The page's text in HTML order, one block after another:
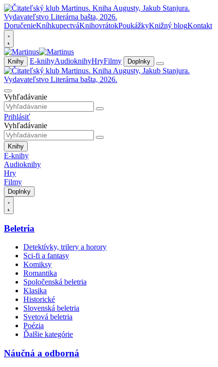
DoručenieKníhkupectváKnihovrátokPoukážkyKnižný blogKontakt
Knihy E-knihyAudioknihyHryFilmy Doplnky
Vyhľadávanie
Prihlásiť
Vyhľadávanie
Knihy
E-knihy
Audioknihy
Hry
Filmy
Doplnky
Beletria
Detektívky, trilery a horory
Sci-fi a fantasy
Komiksy
Romantika
Spoločenská beletria
Klasika
Historické
Slovenská beletria
Svetová beletria
Poézia
Ďalšie kategórie
Náučná a odborná